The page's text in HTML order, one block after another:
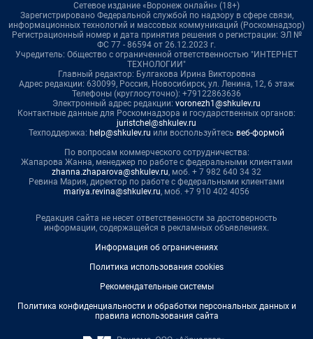
Сетевое издание «Воронеж онлайн» (18+)
Зарегистрировано Федеральной службой по надзору в сфере связи,
информационных технологий и массовых коммуникаций (Роскомнадзор)
Регистрационный номер и дата принятия решения о регистрации: ЭЛ №
ФС 77 - 86594 от 26.12.2023 г.
Учредитель: Общество с ограниченной ответственностью "ИНТЕРНЕТ
ТЕХНОЛОГИИ"
Главный редактор: Булгакова Ирина Викторовна
Адрес редакции: 630099, Россия, Новосибирск, ул. Ленина, 12, 6 этаж
Телефоны (круглосуточно): +79122863636
Электронный адрес редакции: voronezh1@shkulev.ru
Контактные данные для Роскомнадзора и государственных органов:
juristchel@shkulev.ru
Техподдержка: help@shkulev.ru или воспользуйтесь веб-формой
По вопросам коммерческого сотрудничества:
Жапарова Жанна, менеджер по работе с федеральными клиентами
zhanna.zhaparova@shkulev.ru, моб. + 7 982 640 34 32
Ревина Мария, директор по работе с федеральными клиентами
mariya.revina@shkulev.ru, моб. +7 910 402 4056
Редакция сайта не несет ответственности за достоверность
информации, содержащейся в рекламных объявлениях.
Информация об ограничениях
Политика использования cookies
Рекомендательные системы
Политика конфиденциальности и обработки персональных данных и
правила использования сайта